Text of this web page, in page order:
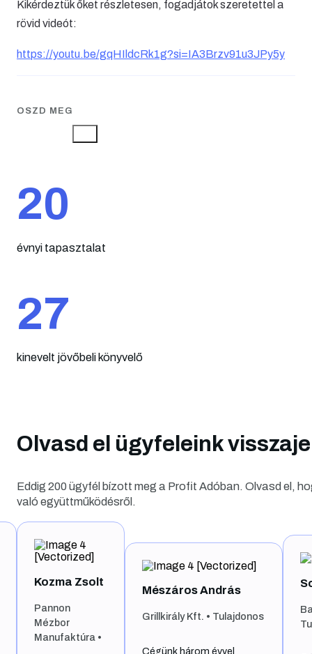
Kikérdeztük őket részletesen, fogadjátok szeretettel a
rövid videót:
https://youtu.be/gqHIldcRk1g?si=IA3Brzv91u3JPy5y
OSZD MEG
20
évnyi tapasztalat
27
kinevelt jövőbeli könyvelő
Olvasd el ügyfeleink
Eddig 200 ügyfél bízott meg a Profit Adóban. Olvasd el,
való együttműködésről.
Grillkirály Kft. • Tulajdonos
Somogyiné Pintér
Tulajdonos